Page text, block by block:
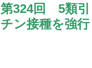
第324回 5類引
チン接種を強行